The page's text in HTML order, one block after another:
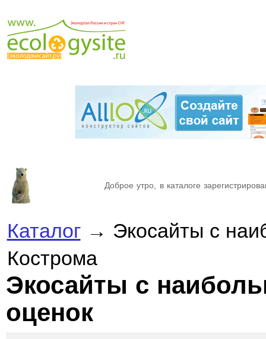
Доброе утро, в каталоге
Каталог→ Экосайты с
Кострома
Экосайты с
оценок